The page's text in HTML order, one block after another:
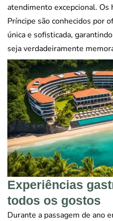
atendimento excepcional. Os
Príncipe são conhecidos por
única e sofisticada,
seja verdadeiramente
Experiências
todos os gostos
Durante a passagem de ano